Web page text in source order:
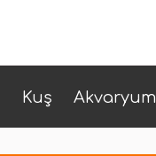
Kuş Akvaryum